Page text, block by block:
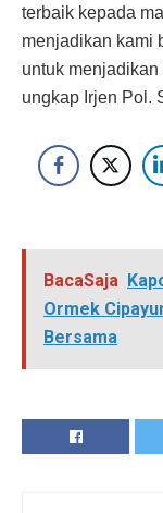
terbaik kepada
menjadikan kami
untuk
ungkap Irjen Pol.
BacaSaja
Ormek
Bersama